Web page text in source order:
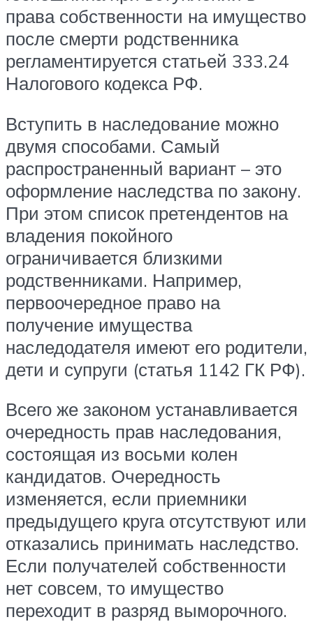
права собственности на имущество
после смерти родственника
регламентируется статьей 333.24
Налогового кодекса РФ.
Вступить в наследование можно
двумя способами. Самый
распространенный вариант – это
оформление наследства по закону.
При этом список претендентов на
владения покойного
ограничивается близкими
родственниками. Например,
первоочередное право на
получение имущества
наследодателя имеют его родители,
дети и супруги (статья 1142 ГК РФ).
Всего же законом устанавливается
очередность прав наследования,
состоящая из восьми колен
кандидатов. Очередность
изменяется, если приемники
предыдущего круга отсутствуют или
отказались принимать наследство.
Если получателей собственности
нет совсем, то имущество
переходит в разряд выморочного.